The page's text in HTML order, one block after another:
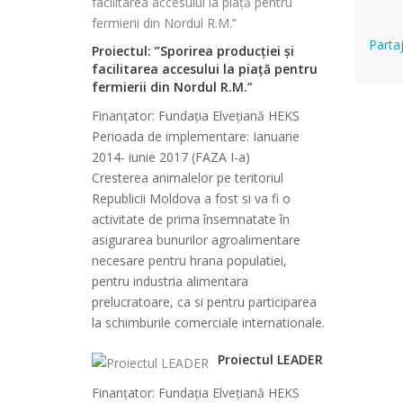
Proiectul: ”Sporirea producției și
facilitarea accesului la piață pentru
fermierii din Nordul R.M.”
Finanţator: Fundația Elvețiană HEKS
Perioada de implementare: Ianuarie
2014- iunie 2017 (FAZA I-a)
Cresterea animalelor pe teritoriul
Republicii Moldova a fost si va fi o
activitate de prima însemnatate în
asigurarea bunurilor agroalimentare
necesare pentru hrana populatiei,
pentru industria alimentara
prelucratoare, ca si pentru participarea
la schimburile comerciale internationale.
Proiectul LEADER
Finanţator: Fundația Elvețiană HEKS